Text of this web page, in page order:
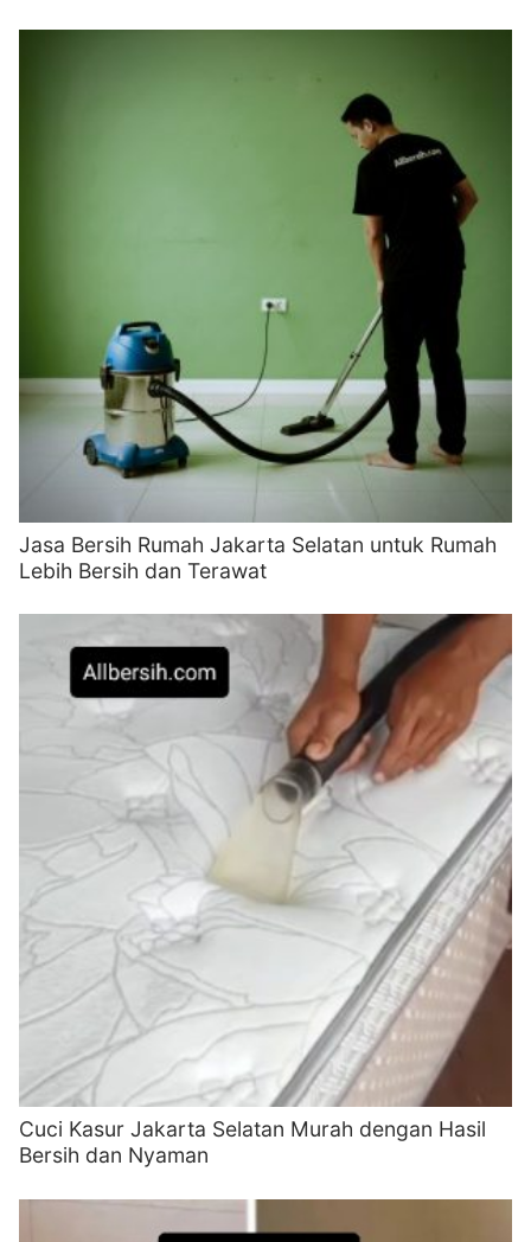
Jasa Bersih Rumah Jakarta Selatan untuk Rumah
Lebih Bersih dan Terawat
Cuci Kasur Jakarta Selatan Murah dengan Hasil
Bersih dan Nyaman